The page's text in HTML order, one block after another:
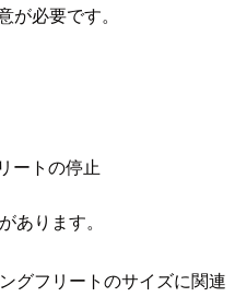
必要です。
ートの停止
あります。
グフリートのサイズに関連